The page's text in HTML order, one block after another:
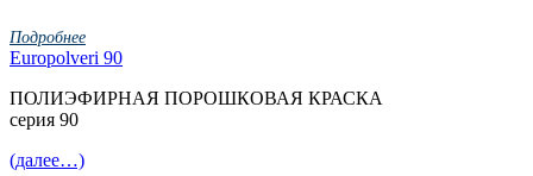
Подробнее
Europolveri 90
ПОЛИЭФИРНАЯ ПОРОШКОВАЯ КРАСКА
серия 90
(далее…)